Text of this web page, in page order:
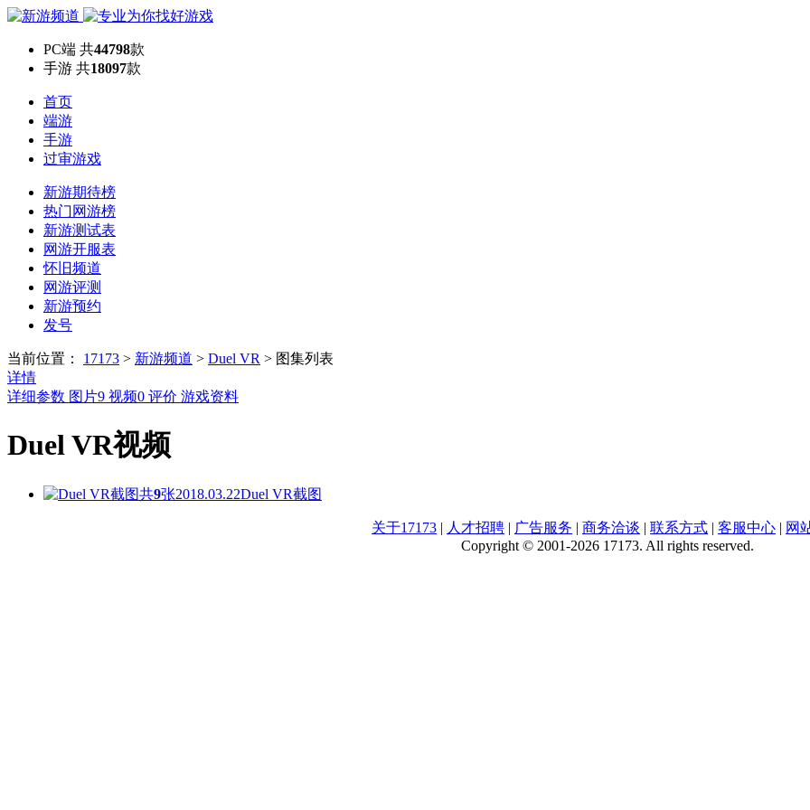
PC端 共44798款
手游 共18097款
首页
端游
手游
过审游戏
新游期待榜
热门网游榜
新游测试表
网游开服表
怀旧频道
网游评测
新游预约
发号
当前位置： 17173 > 新游频道 > Duel VR > 图集列表
详情
详细参数 图片9 视频0 评价 游戏资料
Duel VR视频
共9张2018.03.22Duel VR截图
关于17173 | 人才招聘 | 广告服务 | 商务洽谈 | 联系方式 | 客服中心 | 网
Copyright © 2001-2026 17173. All rights reserved.